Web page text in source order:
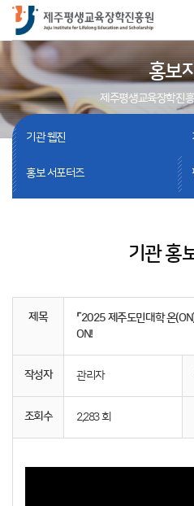
홍보
제주평생교육장학진
기관 웹진
홍보 서포터즈
기관 홍
제목
⌜2025 제주도민대학 온
ON!
작성자 관리자
조회수 2,283 회